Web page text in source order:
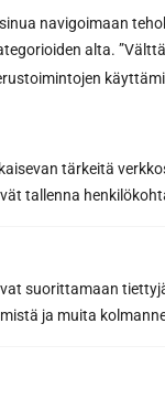
navigoimaan
alta.
tärkeitä
tallenna
suorittamaan
ja muita